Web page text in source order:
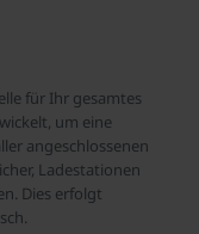
für Ihr gesamtes
um eine
angeschlossenen
Ladestationen
Dies erfolgt